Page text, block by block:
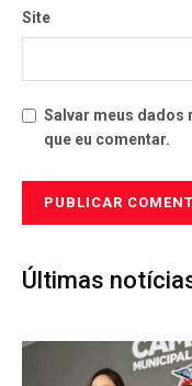
Site
Salvar meus dados
que eu comentar.
Últimas